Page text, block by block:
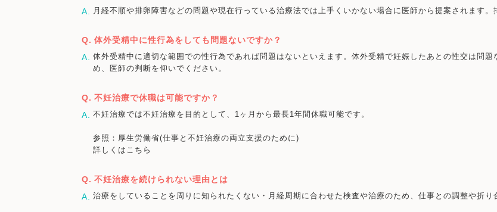
月経不順や排卵障害などの問題や現在行っている治療法では上手くいかない場合に医師から提案されます
体外受精中に性行為をしても問題ないですか？
体外受精中に適切な範囲での性行為であれば問題はないといえます。体外受精で妊娠したあとの性交は問
め、医師の判断を仰いでください。
不妊治療で休職は可能ですか？
不妊治療では不妊治療を目的として、1ヶ月から最長1年間休職可能です。
参照：厚生労働省(仕事と不妊治療の両立支援のために)
詳しくはこちら
不妊治療を続けられない理由とは
治療をしていることを周りに知られたくない・月経周期に合わせた検査や治療のため、仕事との調整や折り